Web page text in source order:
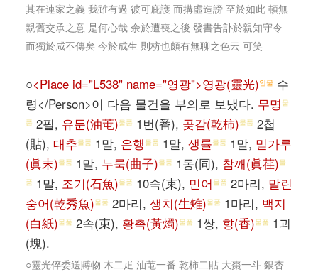
其在連家之義 我雖有過 彼可庇護 而搆虛造謗 至於如此 頓無
親舊交承之意 是何心哉 余於遭喪之後 發書告訃於親知守令
而獨於咸不傳矣 今於成生 則枋也頗有無聊之色云 可笑
○<Place id="L538" name="영광">영광(靈光)인물 수
령</Person>이 다음 물건을 부의로 보냈다. 무명 물
품 2필, 유둔(油芚)물품 1번(番), 곶감(乾柿)물품 2첩
(貼), 대추물품 1말, 은행 물품 1말, 생률물품 1말, 밀가루
(眞末)물품 1말, 누룩(曲子)물품 1동(同), 참깨(眞荏)물
품 1말, 조기(石魚)물품 10속(束), 민어 물품 2마리, 말린
숭어(乾秀魚)물품 2마리, 생치(生雉)물품 1마리, 백지
(白紙)물품 2속(束), 황촉(黃燭)물품 1쌍, 향(香)물품 1괴
(塊).
○靈光倅委送賻物 木二疋 油芚一番 乾柿二貼 大棗一斗 銀杏